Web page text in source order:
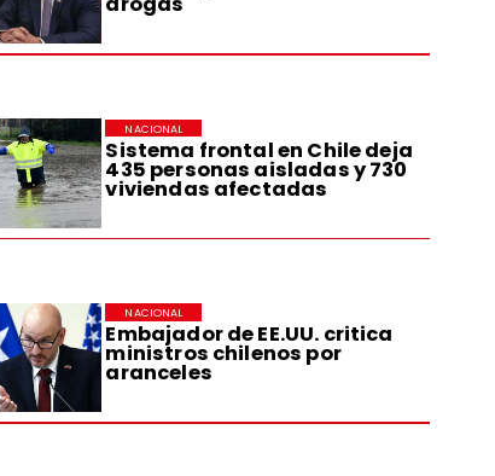
Sistema frontal en Chile deja
435 personas aisladas y 730
viviendas afectadas
NACIONAL
Embajador de EE.UU. critica
ministros chilenos por
aranceles
NACIONAL